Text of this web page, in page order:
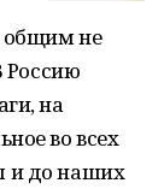
общим не
Россию
на
во всех
и до наших